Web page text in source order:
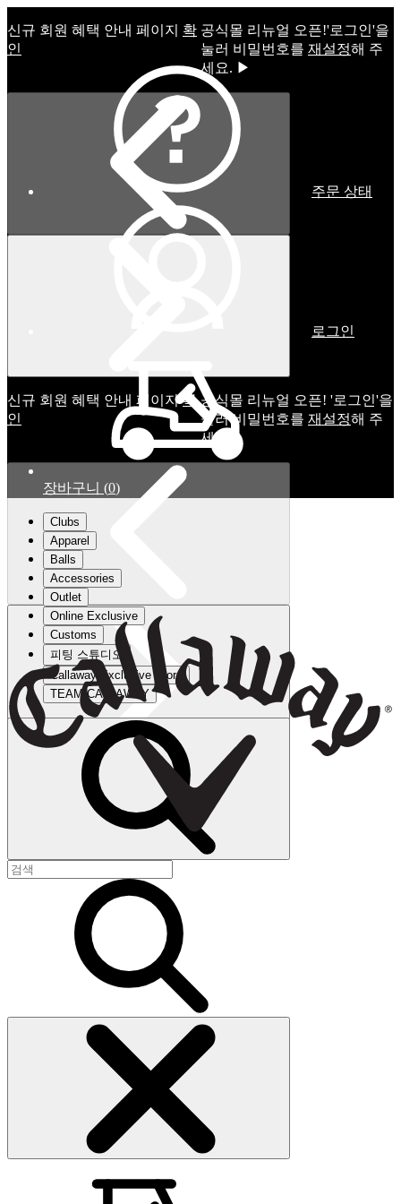
신규 회원 혜택 안내 페이지 확
인
공식몰 리뉴얼 오픈!ㅤ'로그인'을
눌러 비밀번호를 재설정해 주
세요. ▶
신규 회원 혜택 안내 페이지확
인
공식몰 리뉴얼 오픈! '로그인'을
눌러 비밀번호를 재설정해 주
세요.
주문 상태
로그인
장바구니 (0)
Clubs
Apparel
Balls
Accessories
Outlet
Online Exclusive
Customs
피팅 스튜디오
Callaway Exclusive Store
TEAM CALLAWAY